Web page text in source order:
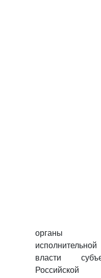
органы
исполнительной
власти
Российской